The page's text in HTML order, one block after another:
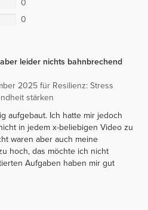
0
0
leider nichts bahnbrechend
2025 für Resilienz: Stress
stärken
aufgebaut. Ich hatte mir jedoch
in jedem x-beliebigen Video zu
waren aber auch meine
hoch, das möchte ich nicht
Aufgaben haben mir gut